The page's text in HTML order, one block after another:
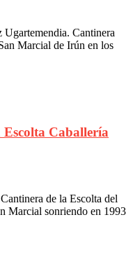
Cantinera
Marcial de Irún en los
Caballería
de la Escolta del
Marcial sonriendo en 1993